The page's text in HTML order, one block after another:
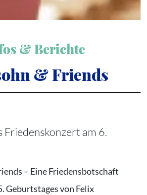
& Berichte
& Friends
am 6.
– Eine Friedensbotschaft
Geburtstages von Felix